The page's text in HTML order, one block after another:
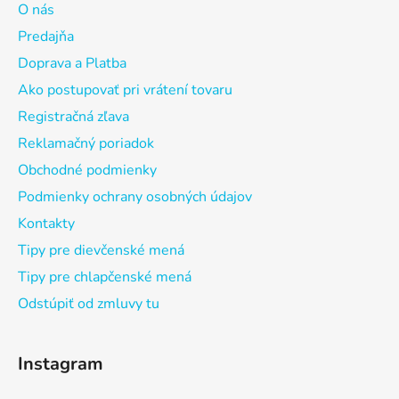
O nás
Predajňa
Doprava a Platba
Ako postupovať pri vrátení tovaru
Registračná zľava
Reklamačný poriadok
Obchodné podmienky
Podmienky ochrany osobných údajov
Kontakty
Tipy pre dievčenské mená
Tipy pre chlapčenské mená
Odstúpiť od zmluvy tu
Instagram